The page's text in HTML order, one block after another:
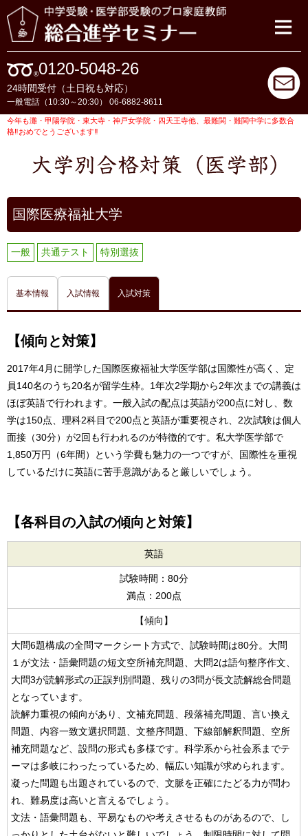
0120-5048-26
24時間受付（土日祝も対応）
一般電話（10:30～20:30） 06-6882-8611
今年も灘・甲陽学院・東大寺・神戸女学院・四天王寺他、最難関・難関中学に多数合
格‼おめでとうございます‼
国際医療福祉大学
一般 共通テスト 特別選抜
基本情報 入試情報 入試対策
【傾向と対策】
2017年4月に開学した国際医療福祉大学医学部は国際性が高く、定
員140名のうち20名が留学生枠。1年次2学期から2年次までの講義は
ほぼ英語で行われます。一般入試の配点は英語が200点に対し、数
学は150点、理科2科目で200点と英語が重要視され、2次試験は個人
面接（30分）が2回も行われるのが特徴的です。私大学医学部で
1,850万円（6年間）という学費も魅力の一つですが、国際性を重視
しているだけに英語に苦手意識があると厳しいでしょう。
【各科目の入試の傾向と対策】
英語
試験時間：80分
満点：200点
【傾向】
大問6題構成の全問マークシート方式で、試験時間は80分。大問
１が文法・語彙問題の短文空所補充問題、大問2は語句整序作文、
大問3が読解形式の正誤判別問題、残りの3問が長文読解総合問題
となっています。
読解力重視の傾向があり、文補充問題、段落補充問題、言い換え
問題、内容一致文選択問題、文整序問題、下線部解釈問題、空所
補充問題など、設問の形式も多様です。科学系から社会系までテ
ーマは多岐にわったっているため、幅広い知識が求められます。
凝った問題も出題されているので、文脈を正確にたどる力が問わ
れ、難易度は高いと言えるでしょう。
文法・語彙問題も、平易なものや考えさせるものがあるので、し